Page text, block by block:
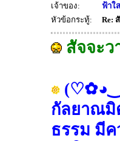
เจ้าของ: ฟ้าใ
หัวข้อกระทู้:
Re:
สัจจะ
กัลยาณมิ
ธรรม มีค